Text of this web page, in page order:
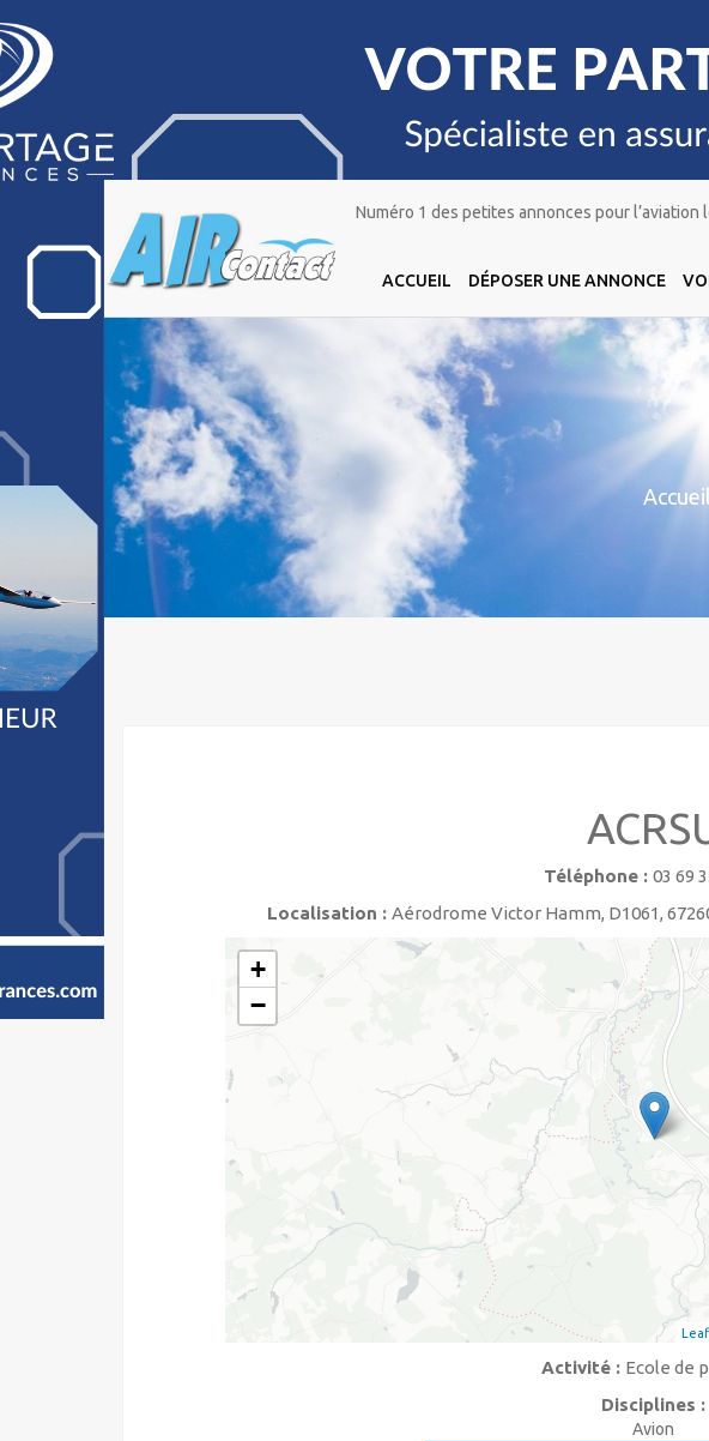
Numéro 1 des petites annonces pour
ACCUEIL DÉPOSER UNE ANNONCE
Accueil
Téléphone :03 69
Localisation :Aérodrome Victor Hamm, D1061,
+
−
Activité : Ecole de
Disciplines :
Avion